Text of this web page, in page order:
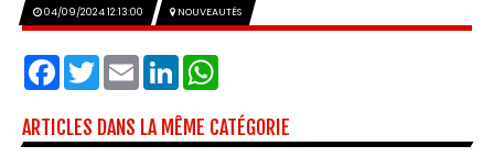
04/09/2024 12:13:00 NOUVEAUTÉS
Facebook
TwitterEmailLinkedIn
ARTICLES DANS LA MÊME CATÉGORIE